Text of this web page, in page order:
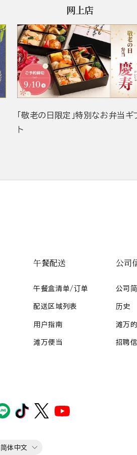
网上店
「敬老の日限定」特別なお弁当ギ
ト
午餐配送
午餐盒清单/订单
配送区域列表
用户指南
滩万便当
公司
公司
历史
滩万
招聘
简体中文